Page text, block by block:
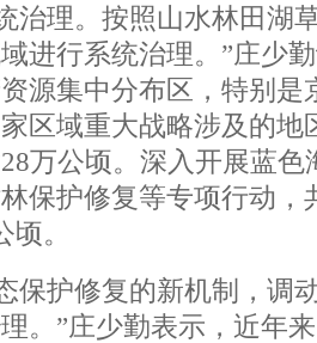
治理。按照山水林田湖
进行系统治理。”庄少
源集中分布区，特别是
区域重大战略涉及的地
万公顷。深入开展蓝色
保护修复等专项行动，
。
保护修复的新机制，调
。”庄少勤表示，近年